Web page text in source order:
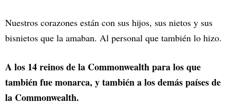
Nuestros corazones están con sus hijos, sus nietos y sus
bisnietos que la amaban. Al personal que también lo hizo.
A los 14 reinos de la Commonwealth para los que
también fue monarca, y también a los demás países de
la Commonwealth.